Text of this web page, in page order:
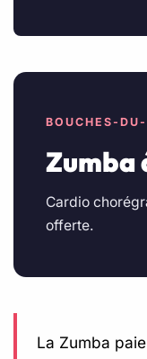
BOUCHES-
Zumba
Cardio
offerte.
La Zumba